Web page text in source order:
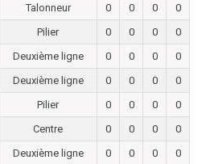
Talonneur 0 0 0
0
Pilier 0 0 0
0
Deuxième ligne 0 0 0
0
Deuxième ligne 0 0 0
0
Pilier 0 0 0
0
Centre 0 0 0
0
Deuxième ligne 0 0 0 0